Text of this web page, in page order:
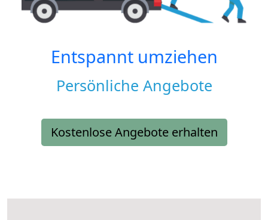
Entspannt umziehen
Persönliche Angebote
Kostenlose Angebote erhalten